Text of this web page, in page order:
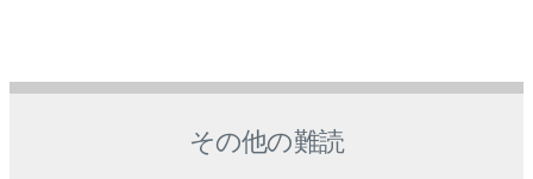
その他の難読